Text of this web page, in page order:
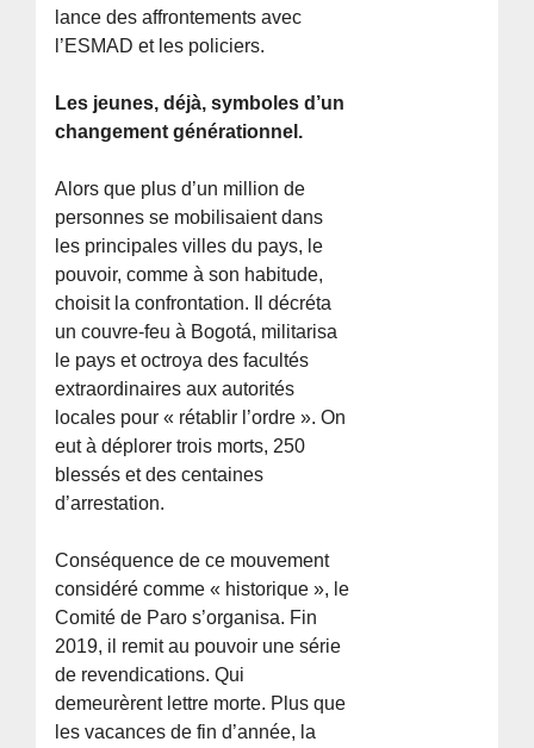
lance des affrontements avec
l’ESMAD et les policiers.
Les jeunes, déjà, symboles d’un
changement générationnel.
Alors que plus d’un million de
personnes se mobilisaient dans
les principales villes du pays, le
pouvoir, comme à son habitude,
choisit la confrontation. Il décréta
un couvre-feu à Bogotá, militarisa
le pays et octroya des facultés
extraordinaires aux autorités
locales pour « rétablir l’ordre ». On
eut à déplorer trois morts, 250
blessés et des centaines
d’arrestation.
Conséquence de ce mouvement
considéré comme « historique », le
Comité de Paro s’organisa. Fin
2019, il remit au pouvoir une série
de revendications. Qui
demeurèrent lettre morte. Plus que
les vacances de fin d’année, la